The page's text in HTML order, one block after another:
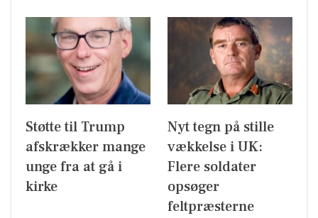
Støtte til Trump
afskrækker mange
unge fra at gå i
kirke
Nyt tegn på stille
vækkelse i UK:
Flere soldater
opsøger
feltpræsterne